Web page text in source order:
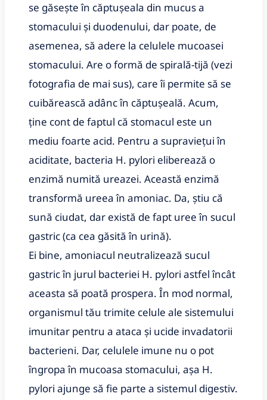
se găsește în căptușeala din mucus a
stomacului și duodenului, dar poate, de
asemenea, să adere la celulele mucoasei
stomacului. Are o formă de spirală-tijă (vezi
fotografia de mai sus), care îi permite să se
cuibărească adânc în căptușeală. Acum,
ține cont de faptul că stomacul este un
mediu foarte acid. Pentru a supraviețui în
aciditate, bacteria H. pylori eliberează o
enzimă numită ureazei. Această enzimă
transformă ureea în amoniac. Da, știu că
sună ciudat, dar există de fapt uree în sucul
gastric (ca cea găsită în urină).
Ei bine, amoniacul neutralizează sucul
gastric în jurul bacteriei H. pylori astfel încât
aceasta să poată prospera. În mod normal,
organismul tău trimite celule ale sistemului
imunitar pentru a ataca și ucide invadatorii
bacterieni. Dar, celulele imune nu o pot
îngropa în mucoasa stomacului, așa H.
pylori ajunge să fie parte a sistemul digestiv.